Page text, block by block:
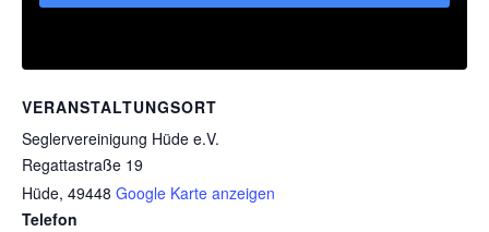
VERANSTALTUNGSORT
Seglervereinigung Hüde e.V.
Regattastraße 19
Hüde, 49448 Google Karte anzeigen
Telefon